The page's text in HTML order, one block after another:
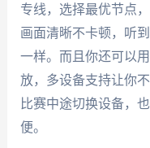
专线，选择最优节点
画面清晰不卡顿，听
一样。而且你还可以
放，多设备支持让你
比赛中途切换设备，
便。